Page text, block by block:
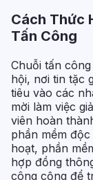
Cách Thức
Tấn Công
Chuỗi tấn
hội, nơi tin tặc
tiêu vào các
mời làm việc
viên hoàn
phần mềm
hoạt, phần
hợp đồng
công cộng để